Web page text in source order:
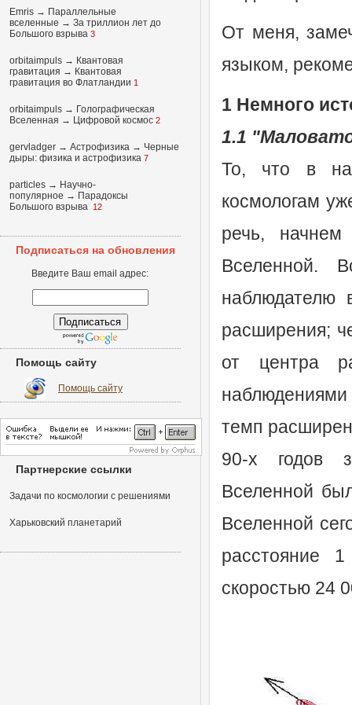
От меня,
языком,
1 Немного
1.1
То, что в
космологам
речь,
Вселенной.
наблюдателю
расширения;
от центра
темп
90-х годов
Вселенной
Вселенной
расстояние
скоростью 24
Emris → Параллельные
вселенные → За триллион лет до
Большого взрыва 3
orbitaimpuls → Квантовая
гравитация → Квантовая
гравитация во Флатландии 1
orbitaimpuls → Голографическая
Вселенная → Цифровой космос 2
gervladger → Астрофизика → Черные
дыры: физика и астрофизика 7
particles → Научно-
популярное → Парадоксы
Большого взрыва 12
Подписаться на обновления
Введите Ваш email адрес:
Помощь сайту
Помощь сайту
Партнерские ссылки
Задачи по космологии с решениями
Харьковский планетарий